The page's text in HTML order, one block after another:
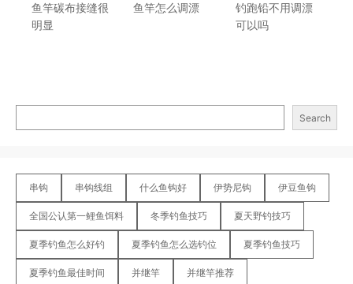
鱼竿碳布接缝很
明显
鱼竿怎么调漂
钓跑铅不用调漂
可以吗
Search
串钩 串钩线组 什么鱼钩好 伊势尼钩 伊豆鱼钩
全国公认第一鲤鱼饵料 冬季钓鱼技巧 夏天野钓技巧
夏季钓鱼怎么好钓 夏季钓鱼怎么选钓位 夏季钓鱼技巧
夏季钓鱼最佳时间 并继竿 并继竿推荐